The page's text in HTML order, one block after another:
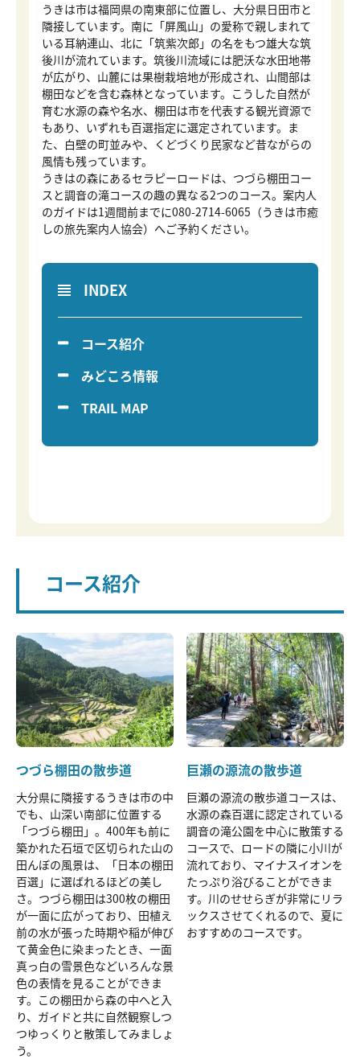
うきは市は福岡県の南東部に位置し、大分県日田市と
隣接しています。南に「屏風山」の愛称で親しまれて
いる耳納連山、北に「筑紫次郎」の名をもつ雄大な筑
後川が流れています。筑後川流域には肥沃な水田地帯
が広がり、山麓には果樹栽培地が形成され、山間部は
棚田などを含む森林となっています。こうした自然が
育む水源の森や名水、棚田は市を代表する観光資源で
もあり、いずれも百選指定に選定されています。ま
た、白壁の町並みや、くどづくり民家など昔ながらの
風情も残っています。
うきはの森にあるセラピーロードは、つづら棚田コー
スと調音の滝コースの趣の異なる2つのコース。案内人
のガイドは1週間前までに080-2714-6065（うきは市癒
しの旅先案内人協会）へご予約ください。
INDEX
コース紹介
みどころ情報
TRAIL MAP
コース紹介
つづら棚田の散歩道
大分県に隣接するうきは市の中
でも、山深い南部に位置する
「つづら棚田」。400年も前に
築かれた石垣で区切られた山の
田んぼの風景は、「日本の棚田
百選」に選ばれるほどの美し
さ。つづら棚田は300枚の棚田
が一面に広がっており、田植え
前の水が張った時期や稲が伸び
て黄金色に染まったとき、一面
真っ白の雪景色などいろんな景
色の表情を見ることができま
す。この棚田から森の中へと入
り、ガイドと共に自然観察しつ
つゆっくりと散策してみましょ
う。
巨瀬の源流の散歩道
巨瀬の源流の散歩道コースは、
水源の森百選に認定されている
調音の滝公園を中心に散策する
コースで、ロードの隣に小川が
流れており、マイナスイオンを
たっぷり浴びることができま
す。川のせせらぎが非常にリラ
ックスさせてくれるので、夏に
おすすめのコースです。